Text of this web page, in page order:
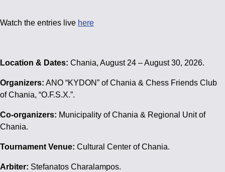
Watch the entries live here
Location & Dates: Chania, August 24 – August 30, 2026.
Organizers: ANO “KYDON” of Chania & Chess Friends Club
of Chania, “O.F.S.X.”.
Co-organizers: Municipality of Chania & Regional Unit of
Chania.
Tournament Venue: Cultural Center of Chania.
Arbiter: Stefanatos Charalampos.